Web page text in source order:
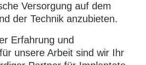
Versorgung auf dem
der Technik anzubieten.
Erfahrung und
unsere Arbeit sind wir Ihr